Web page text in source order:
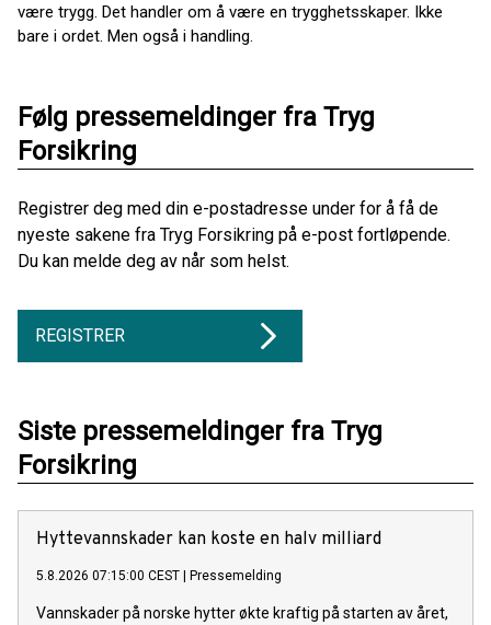
være trygg. Det handler om å være en trygghetsskaper. Ikke
bare i ordet. Men også i handling.
Følg pressemeldinger fra Tryg
Forsikring
Registrer deg med din e-postadresse under for å få de
nyeste sakene fra Tryg Forsikring på e-post fortløpende.
Du kan melde deg av når som helst.
REGISTRER
Siste pressemeldinger fra Tryg
Forsikring
Hyttevannskader kan koste en halv milliard
5.8.2026 07:15:00 CEST | Pressemelding
Vannskader på norske hytter økte kraftig på starten av året,